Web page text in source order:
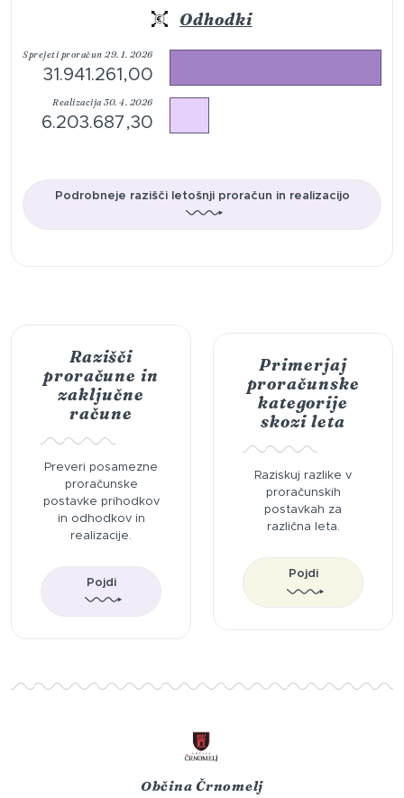
Odhodki
Sprejeti proračun 29. 1. 2026
31.941.261,00
Realizacija 30. 4. 2026
6.203.687,30
Podrobneje razišči letošnji proračun in realizacijo
Razišči
proračune in
zaključne
račune
Preveri posamezne
proračunske
postavke prihodkov
in odhodkov in
realizacije.
Pojdi
Primerjaj
proračunske
kategorije
skozi leta
Raziskuj razlike v
proračunskih
postavkah za
različna leta.
Pojdi
Občina Črnomelj